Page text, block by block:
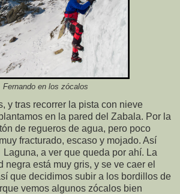
Fernando en los zócalos
y tras recorrer la pista con nieve
en la pared del Zabala. Por la
de regueros de agua, pero poco
fracturado, escaso y mojado. Así
a ver que queda por ahí. La
negra está muy gris, y se ve caer el
que decidimos subir a los bordillos de
vemos algunos zócalos bien